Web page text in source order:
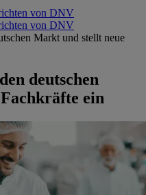
von DNV
von DNV
Markt und stellt neue
deutschen
ein